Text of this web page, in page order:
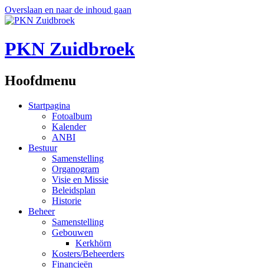
Overslaan en naar de inhoud gaan
PKN Zuidbroek
Hoofdmenu
Startpagina
Fotoalbum
Kalender
ANBI
Bestuur
Samenstelling
Organogram
Visie en Missie
Beleidsplan
Historie
Beheer
Samenstelling
Gebouwen
Kerkhörn
Kosters/Beheerders
Financieën